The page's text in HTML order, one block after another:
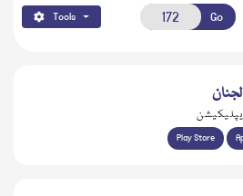
Tools Go
Play Store